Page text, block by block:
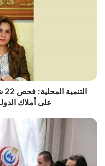
على
أملاك
الزراعية
على أملاك
"الصحة"
تداول